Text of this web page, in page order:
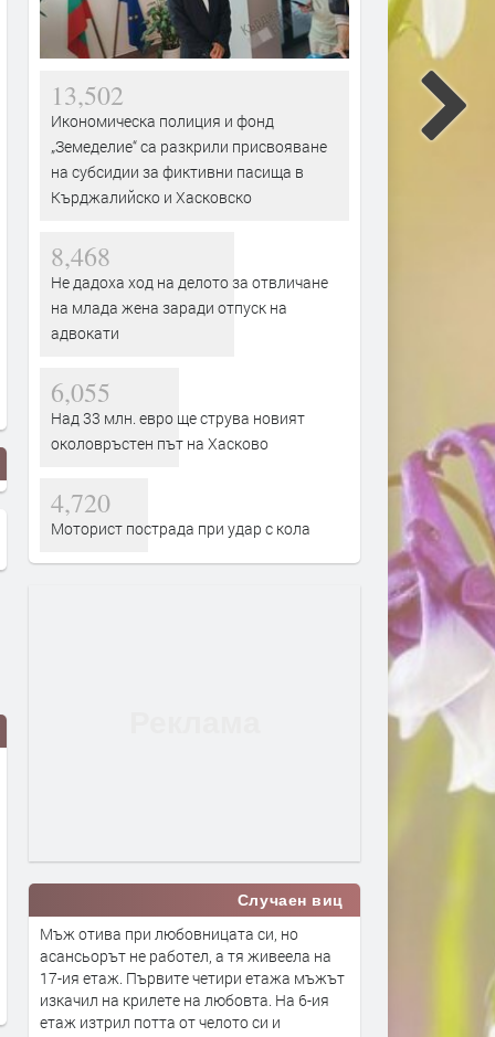
Мечтите на Хасково: Детският
лагер на Петрово бърдо и
Езерото на Кенана с лодките
преди 2 години
Ерол Мюмюн: Хората ще
управляват Кърджали
кмета!
преди 2 години
13,502
Икономическа полиция и фонд
„Земеделие“ са разкрили присвояване
на субсидии за фиктивни пасища в
Кърджалийско и Хасковско
8,468
Не дадоха ход на делото за отвличане
на млада жена заради отпуск на
адвокати
6,055
Над 33 млн. евро ще струва новият
околовръстен път на Хасково
4,720
Моторист пострада при удар с кола
Случаен виц
Мъж отива при любовницата си, но
асансьорът не работел, а тя живеела на
17-ия етаж. Първите четири етажа мъжът
изкачил на крилете на любовта. На 6-ия
етаж изтрил потта от челото си и